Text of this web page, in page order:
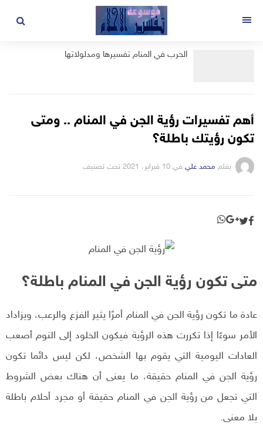
الحرب في المنام تفسيرها ومدلولاتها
أهم تفسيرات رؤية الجن في المنام .. ومتى
تكون رؤيتك باطلة؟
بقلم محمد علي في 10 فبراير، 2021 تحت تصنيف
متى تكون رؤية الجن في المنام باطلة؟
عادة ما تكون رؤية الجن في المنام أمرًا يثير الفزع والرعب، ويزاداد
الأمر سوءًا إذا تكررت هذه الرؤية فيكون الخلود إلى النوم أصعب
العادات اليومية التي يقوم بها الشخص، لكن ليس دائما تكون
رؤية الجن في المنام حقيقة، ما يعنى أن هناك بعض الشروط
التي تجعل من رؤية الجن في المنام حقيقة أو مجرد أحلام باطلة
بلا معنى.